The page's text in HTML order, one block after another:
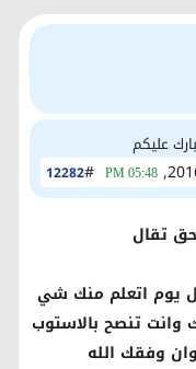
عليكم
12282# 05:48 PM
تقال
يوم اتعلم منك شي
تنصح بالاستوب
وفقك الله